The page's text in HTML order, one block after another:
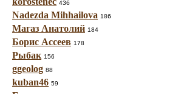
436
Nadezda Mihhailova 186
Магаз Анатолий 184
Борис Ассеев 178
Рыбак 156
ggeolog 88
kuban46 59